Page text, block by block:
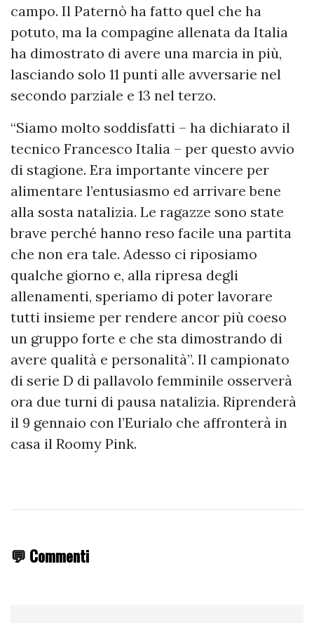
campo. Il Paternò ha fatto quel che ha
potuto, ma la compagine allenata da Italia
ha dimostrato di avere una marcia in più,
lasciando solo 11 punti alle avversarie nel
secondo parziale e 13 nel terzo.
“Siamo molto soddisfatti – ha dichiarato il
tecnico Francesco Italia – per questo avvio
di stagione. Era importante vincere per
alimentare l’entusiasmo ed arrivare bene
alla sosta natalizia. Le ragazze sono state
brave perché hanno reso facile una partita
che non era tale. Adesso ci riposiamo
qualche giorno e, alla ripresa degli
allenamenti, speriamo di poter lavorare
tutti insieme per rendere ancor più coeso
un gruppo forte e che sta dimostrando di
avere qualità e personalità”. Il campionato
di serie D di pallavolo femminile osserverà
ora due turni di pausa natalizia. Riprenderà
il 9 gennaio con l’Eurialo che affronterà in
casa il Roomy Pink.
💬 Commenti